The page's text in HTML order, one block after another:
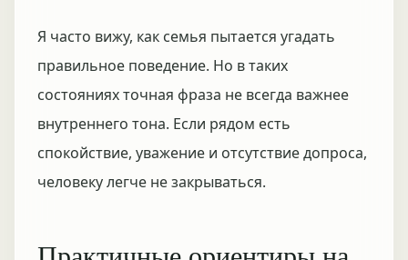
Я часто вижу, как семья пытается угадать
правильное поведение. Но в таких
состояниях точная фраза не всегда важнее
внутреннего тона. Если рядом есть
спокойствие, уважение и отсутствие допроса,
человеку легче не закрываться.